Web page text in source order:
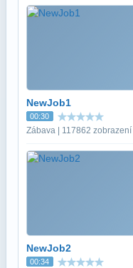
NewJob1
00:30
Zábava | 117862 zobrazení
NewJob2
00:34